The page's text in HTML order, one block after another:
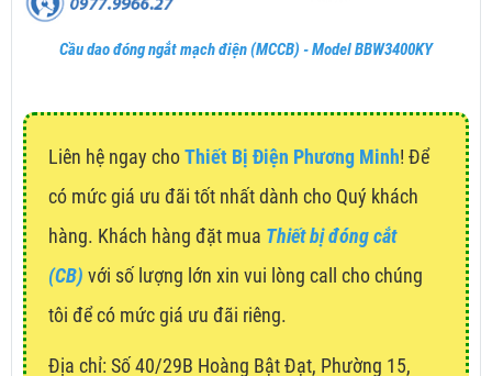
Cầu dao đóng ngắt mạch điện (MCCB) - Model BBW3400KY
Liên hệ ngay choThiết Bị Điện Phương Minh! Để
có mức giá ưu đãi tốt nhất dành cho Quý khách
hàng. Khách hàng đặt mua Thiết bị đóng cắt
(CB) với số lượng lớn xin vui lòng call cho chúng
tôi để có mức giá ưu đãi riêng.
Địa chỉ: Số 40/29B Hoàng Bật Đạt, Phường 15,